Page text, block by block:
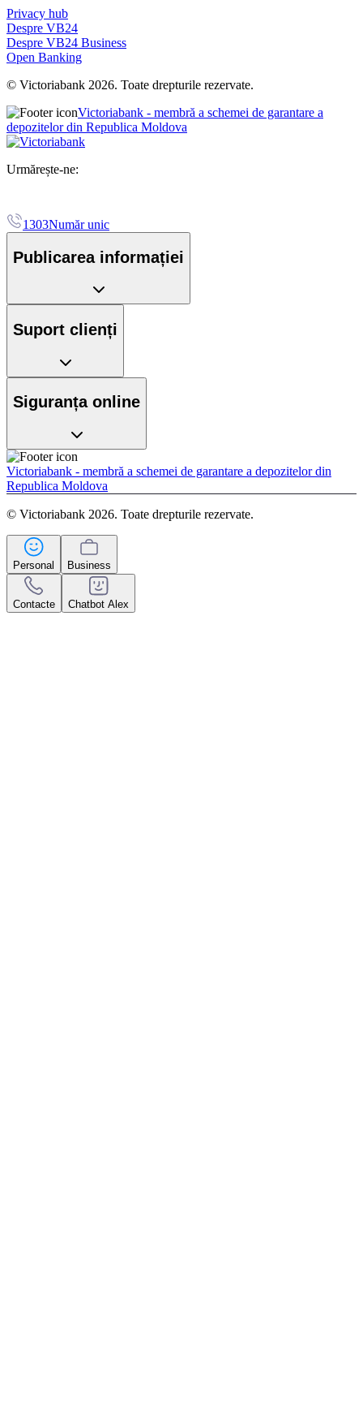
Privacy hub
Despre VB24
Despre VB24 Business
Open Banking
© Victoriabank 2026. Toate drepturile rezervate.
Victoriabank - membră a schemei de garantare a
depozitelor din Republica Moldova
Urmărește-ne:
1303Număr unic
Publicarea informației
Suport clienți
Siguranța online
Victoriabank - membră a schemei de garantare a depozitelor din
Republica Moldova
© Victoriabank 2026. Toate drepturile rezervate.
Personal Business
Contacte Chatbot Alex